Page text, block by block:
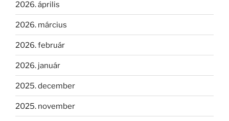
2026. április
2026. március
2026. február
2026. január
2025. december
2025. november